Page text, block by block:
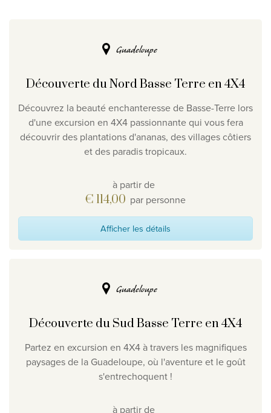
Guadeloupe
Découverte du Nord Basse Terre en 4X4
Découvrez la beauté enchanteresse de Basse-Terre lors
d'une excursion en 4X4 passionnante qui vous fera
découvrir des plantations d'ananas, des villages côtiers
et des paradis tropicaux.
à partir de
€ 114,00 par personne
Afficher les détails
Guadeloupe
Découverte du Sud Basse Terre en 4X4
Partez en excursion en 4X4 à travers les magnifiques
paysages de la Guadeloupe, où l'aventure et le goût
s'entrechoquent !
à partir de